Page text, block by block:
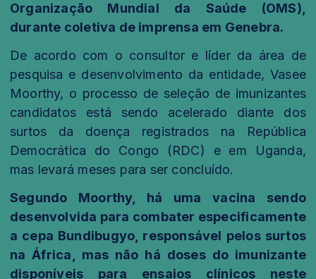
Organização Mundial da Saúde (OMS),
durante coletiva de imprensa em Genebra.
De acordo com o consultor e líder da área de
pesquisa e desenvolvimento da entidade, Vasee
Moorthy, o processo de seleção de imunizantes
candidatos está sendo acelerado diante dos
surtos da doença registrados na República
Democrática do Congo (RDC) e em Uganda,
mas levará meses para ser concluído.
Segundo Moorthy, há uma vacina sendo
desenvolvida para combater especificamente
a cepa Bundibugyo, responsável pelos surtos
na África, mas não há doses do imunizante
disponíveis para ensaios clínicos neste